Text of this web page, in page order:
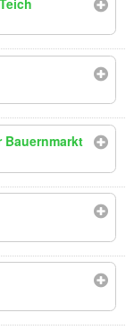
Bauernmarkt